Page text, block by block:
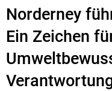
Norderney
Ein Zeichen